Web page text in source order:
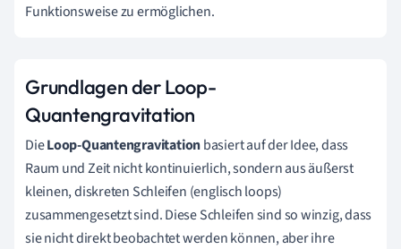
Funktionsweise zu ermöglichen.
Grundlagen der Loop-
Quantengravitation
DieLoop-Quantengravitationbasiert auf der Idee, dass
Raum und Zeit nicht kontinuierlich, sondern aus äußerst
kleinen, diskreten Schleifen (englisch loops)
zusammengesetzt sind. Diese Schleifen sind so winzig, dass
sie nicht direkt beobachtet werden können, aber ihre